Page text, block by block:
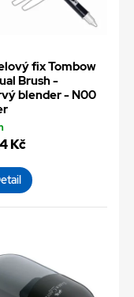
fix Tombow
Brush -
blender - N00
Kč